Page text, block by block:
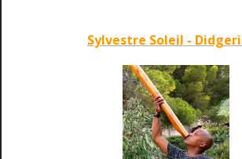
Sylvestre Soleil -